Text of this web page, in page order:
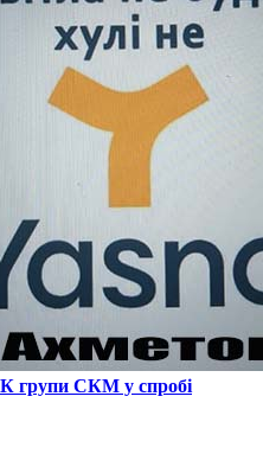
групи СКМ у спробі